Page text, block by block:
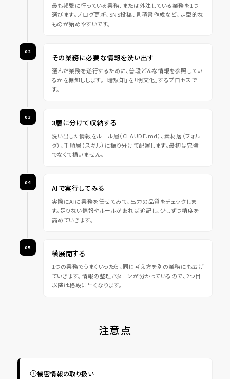
最も頻繁に行っている業務、または外注している業務を1つ
選びます。ブログ更新、SNS投稿、見積書作成など、定型的な
ものが始めやすいです。
02
その業務に必要な情報を洗い出す
選んだ業務を遂行するために、普段どんな情報を参照してい
るかを棚卸しします。「暗黙知」を「明文化」するプロセスで
す。
03
3層に分けて収納する
洗い出した情報をルール層（CLAUDE.md）、素材層（フォル
ダ）、手順層（スキル）に振り分けて配置します。最初は完璧
でなくて構いません。
04
AIで実行してみる
実際にAIに業務を任せてみて、出力の品質をチェックしま
す。足りない情報やルールがあれば追記し、少しずつ精度を
高めていきます。
05
横展開する
1つの業務でうまくいったら、同じ考え方を別の業務にも広げ
ていきます。情報の整理パターンが分かっているので、2つ目
以降は格段に早くなります。
注意点
機密情報の取り扱い